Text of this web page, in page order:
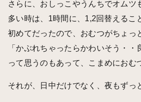
さらに、おしっこやうんちでオムツ
多い時は、1時間に、1,2回替えるこ
初めてだったので、おむつがちょっ
「かぶれちゃったらかわいそう・・
って思うのもあって、こまめにおむ
それが、日中だけでなく、夜もずっ